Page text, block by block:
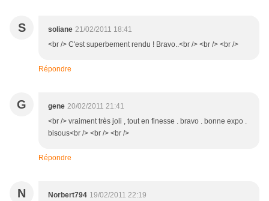
S soliane 21/02/2011 18:41
<br /> C'est superbement rendu ! Bravo..<br /> <br /> <br />
Répondre
G gene 20/02/2011 21:41
<br /> vraiment très joli , tout en finesse . bravo . bonne expo .
bisous<br /> <br /> <br />
Répondre
N Norbert794 19/02/2011 22:19